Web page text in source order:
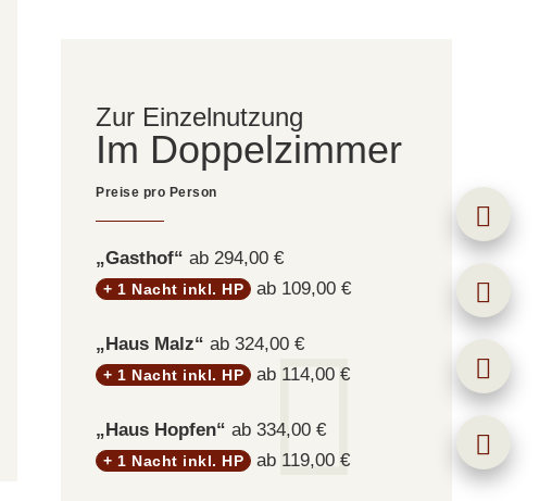
Im Doppelzimmer
„Gasthof“ ab 294,00 €
+ 1 Nacht inkl. HP ab 109,00 €
„Haus Malz“ ab 324,00 €
+ 1 Nacht inkl. HP ab 114,00 €
„Haus Hopfen“ ab 334,00 €
+ 1 Nacht inkl. HP ab 119,00 €